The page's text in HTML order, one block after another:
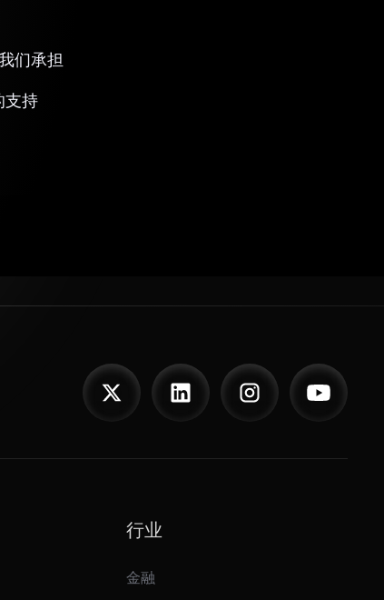
们承担
支持
行业
金融